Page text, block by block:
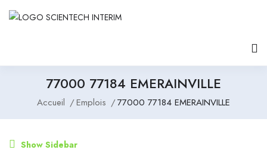
77000 77184 EMERAINVILLE
Accueil Emplois 77000 77184 EMERAINVILLE
Show Sidebar